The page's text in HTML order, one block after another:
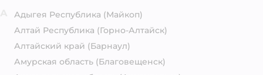
Адыгея Республика (Майкоп)
Алтай Республика (Горно-Алтайск)
Алтайский край (Барнаул)
Амурская область (Благовещенск)